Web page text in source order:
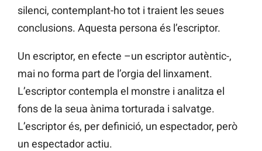
silenci, contemplant-ho tot i traient les seues
conclusions. Aquesta persona és l’escriptor.
Un escriptor, en efecte –un escriptor autèntic-,
mai no forma part de l’orgia del linxament.
L’escriptor contempla el monstre i analitza el
fons de la seua ànima torturada i salvatge.
L’escriptor és, per definició, un espectador, però
un espectador actiu.